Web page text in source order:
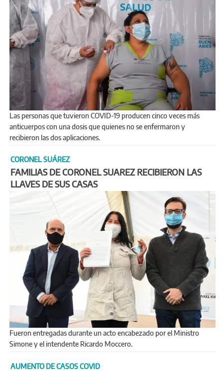
Las personas que tuvieron COVID-19 producen cinco veces más
anticuerpos con una dosis que quienes no se enfermaron y
recibieron las dos aplicaciones.
CORONEL SUÁREZ
FAMILIAS DE CORONEL SUAREZ RECIBIERON LAS
LLAVES DE SUS CASAS
Fueron entregadas durante un acto encabezado por el Ministro
Simone y el intendente Ricardo Moccero.
AUMENTO DE CASOS COVID